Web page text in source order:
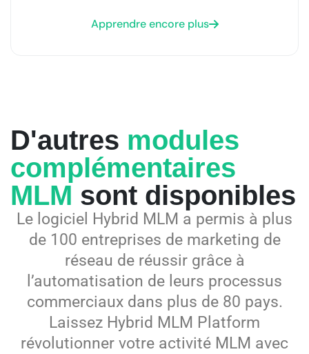
Apprendre encore plus
D'autres modules
complémentaires
MLM sont disponibles
Le logiciel Hybrid MLM a permis à plus
de 100 entreprises de marketing de
réseau de réussir grâce à
l’automatisation de leurs processus
commerciaux dans plus de 80 pays.
Laissez Hybrid MLM Platform
révolutionner votre activité MLM avec